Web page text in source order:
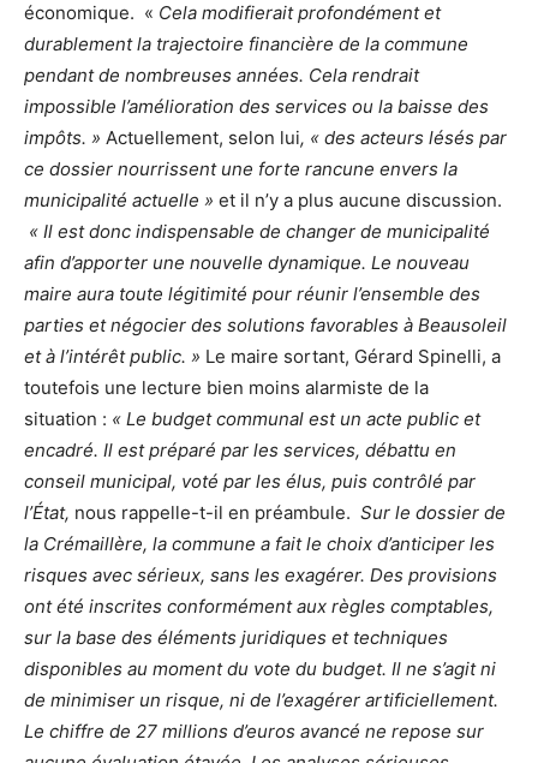
économique. « Cela modifierait profondément et
durablement la trajectoire financière de la commune
pendant de nombreuses années. Cela rendrait
impossible l’amélioration des services ou la baisse des
impôts. » Actuellement, selon lui, « des acteurs lésés par
ce dossier nourrissent une forte rancune envers la
municipalité actuelle » et il n’y a plus aucune discussion.
« Il est donc indispensable de changer de municipalité
afin d’apporter une nouvelle dynamique. Le nouveau
maire aura toute légitimité pour réunir l’ensemble des
parties et négocier des solutions favorables à Beausoleil
et à l’intérêt public. » Le maire sortant, Gérard Spinelli, a
toutefois une lecture bien moins alarmiste de la
situation : « Le budget communal est un acte public et
encadré. Il est préparé par les services, débattu en
conseil municipal, voté par les élus, puis contrôlé par
l’État, nous rappelle-t-il en préambule. Sur le dossier de
la Crémaillère, la commune a fait le choix d’anticiper les
risques avec sérieux, sans les exagérer. Des provisions
ont été inscrites conformément aux règles comptables,
sur la base des éléments juridiques et techniques
disponibles au moment du vote du budget. Il ne s’agit ni
de minimiser un risque, ni de l’exagérer artificiellement.
Le chiffre de 27 millions d’euros avancé ne repose sur